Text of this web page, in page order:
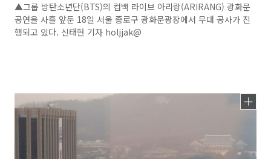
▲그룹 방탄소년단(BTS)의 컴백 라이브 아리랑(ARIRANG) 광화문
공연을 사흘 앞둔 18일 서울 종로구 광화문광장에서 무대 공사가 진
행되고 있다. 신태현 기자 holjjak@